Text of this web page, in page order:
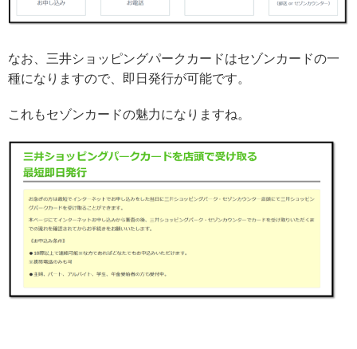
なお、三井ショッピングパークカードはセゾンカードの一
種になりますので、即日発行が可能です。
これもセゾンカードの魅力になりますね。